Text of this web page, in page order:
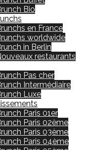
Bio
en France
worldwide
in Berlin
restaurants
Pas cher
Intermédiaire
Luxe
Paris 01er
Paris 02ème
Paris 03ème
Paris 04ème